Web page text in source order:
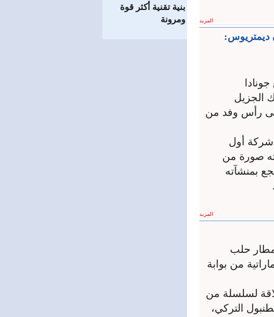
بنية تقنية أكثر قوة
ومرونة
المزيد
ديمتريوس:
الجزيل
على رأس وفد من
شركة أول
صورة من
بمنشآته
المزيد
مطار حلب
من بوابة
لسلسلة من
التركي،